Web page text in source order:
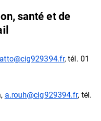
santé et de
, tél. 01
a.rouh@cig929394.fr, tél.